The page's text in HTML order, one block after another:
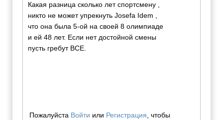
Какая разница сколько лет спортсмену ,
никто не может упрекнуть Josefa Idem ,
что она была 5-ой на своей 8 олимпиаде
и ей 48 лет. Если нет достойной смены
пусть гребут ВСЕ.
Пожалуйста Войти или Регистрация, чтобы